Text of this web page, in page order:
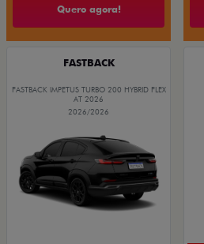
Quero agora!
FASTBACK
FASTBACK IMPETUS TURBO 200 HYBRID FLEX
AT 2026
2026/2026